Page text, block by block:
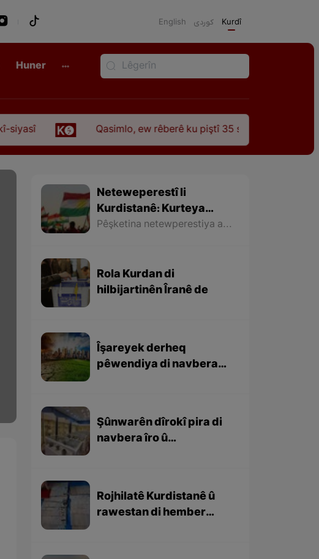
English كوردی Kurdî
Huner
Qasimlo, ew rêberê ku piştî 35 sal ji şehîdbûna wî hê jî
Neteweperestî li
Kurdistanê: Kurteya
pêşveçûna dirokî û
Pêşketina netewperestiya axê bi giranî bi veqetandina rewşenbîrên kurd ji axa wan hat astengkirin. Ramana tirkan bi bêserî û bêrewşembîr hiştina kurdan û bênavber berdewamkirina asîmîlasyonê bi giranî gihîştiye armancên xwe. Vê qutbûnê bandoreke kûr li ramana derdorên rewşenbîrên kurd kir û bi taybetî rê li ber pêkhatina têgeha neteweperestiya welatparêz girt.
Rola Kurdan di
hilbijartinên Îranê de
Îşareyek derheq
pêwendiya di navbera
Şûnwarên dîrokî pira di
navbera îro û
Rojhilatê Kurdistanê û
rawestan di hember